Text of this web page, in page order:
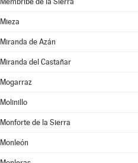
Mieza
Miranda de Azán
Miranda del Castañar
Mogarraz
Molinillo
Monforte de la Sierra
Monleón